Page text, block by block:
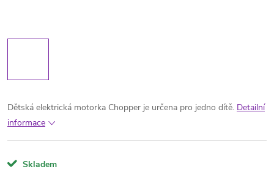
Dětská elektrická motorka Chopper je určena pro jedno dítě. Detailní
informace
Skladem